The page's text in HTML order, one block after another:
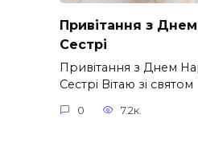
Привітання з
Сестрі
Привітання з Днем
Сестрі Вітаю зі святом
0 7.2к.